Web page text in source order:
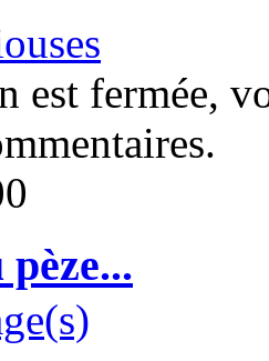
est fermée,